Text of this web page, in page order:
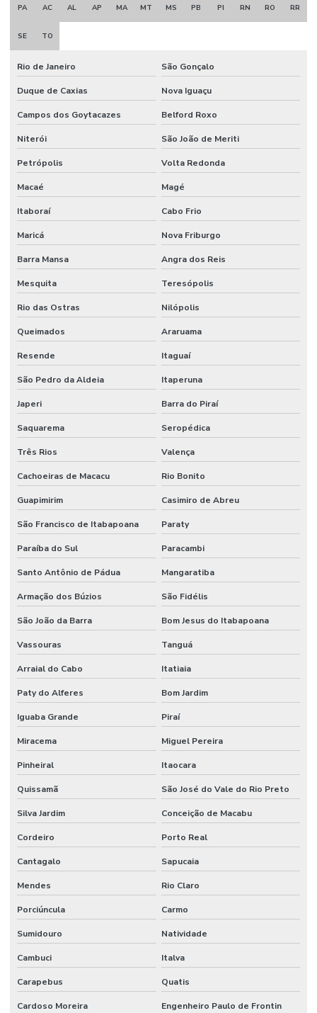
PA AC AL AP MA MT MS PB PI RN RO RR
SE TO
Rio de Janeiro São Gonçalo
Duque de Caxias Nova Iguaçu
Campos dos Goytacazes Belford Roxo
Niterói São João de Meriti
Petrópolis Volta Redonda
Macaé Magé
Itaboraí Cabo Frio
Maricá Nova Friburgo
Barra Mansa Angra dos Reis
Mesquita Teresópolis
Rio das Ostras Nilópolis
Queimados Araruama
Resende Itaguaí
São Pedro da Aldeia Itaperuna
Japeri Barra do Piraí
Saquarema Seropédica
Três Rios Valença
Cachoeiras de Macacu Rio Bonito
Guapimirim Casimiro de Abreu
São Francisco de Itabapoana Paraty
Paraíba do Sul Paracambi
Santo Antônio de Pádua Mangaratiba
Armação dos Búzios São Fidélis
São João da Barra Bom Jesus do Itabapoana
Vassouras Tanguá
Arraial do Cabo Itatiaia
Paty do Alferes Bom Jardim
Iguaba Grande Piraí
Miracema Miguel Pereira
Pinheiral Itaocara
Quissamã São José do Vale do Rio Preto
Silva Jardim Conceição de Macabu
Cordeiro Porto Real
Cantagalo Sapucaia
Mendes Rio Claro
Porciúncula Carmo
Sumidouro Natividade
Cambuci Italva
Carapebus Quatis
Cardoso Moreira Engenheiro Paulo de Frontin